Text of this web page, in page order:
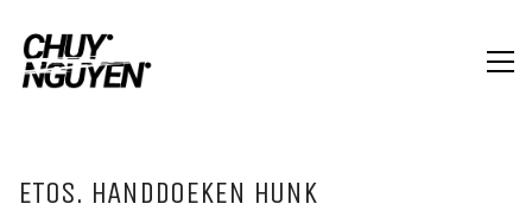
ETOS. HANDDOEKEN HUNK